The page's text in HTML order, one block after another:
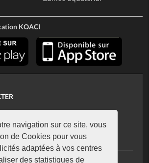
navigation sur ce site, vous
de Cookies pour vous
adaptées à vos centres
des statistiques de
KOACI
52 93